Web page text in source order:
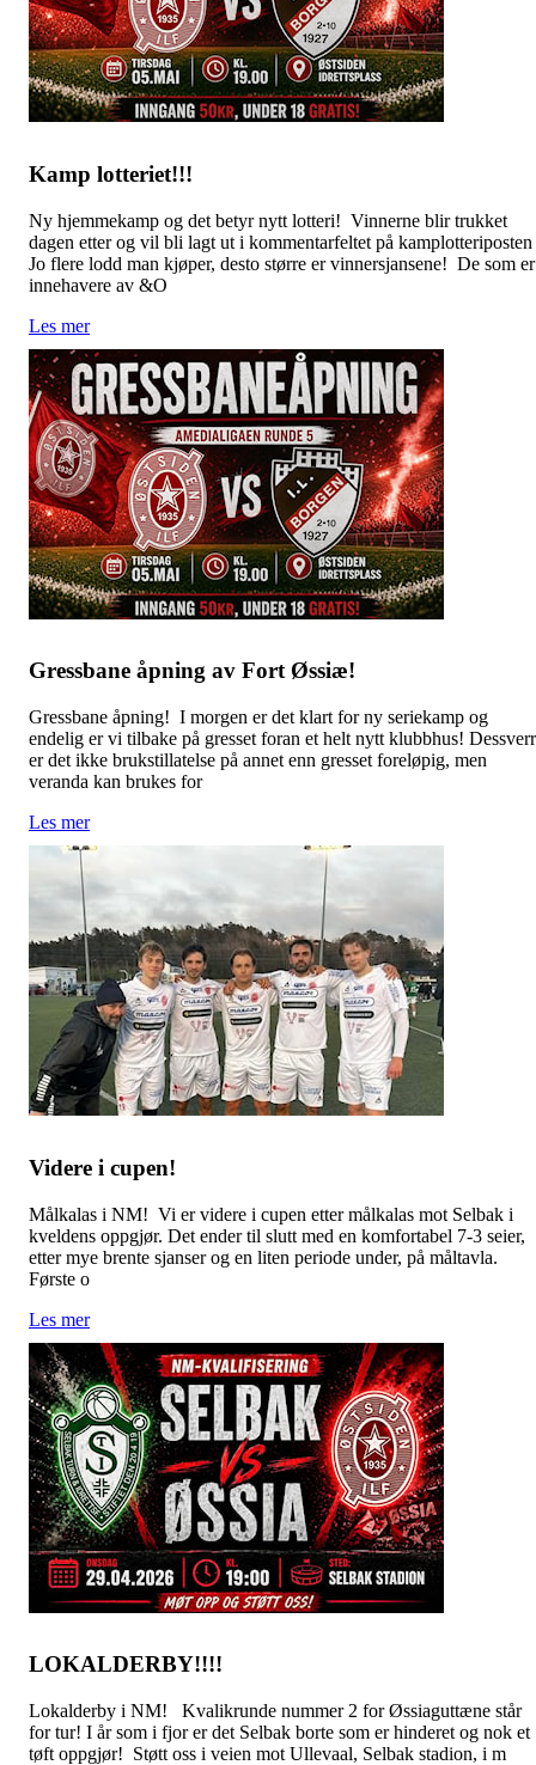
Kamp lotteriet!!!
Ny hjemmekamp og det betyr nytt lotteri! Vinnerne blir trukket
dagen etter og vil bli lagt ut i kommentarfeltet på kamplotteriposten
Jo flere lodd man kjøper, desto større er vinnersjansene! De som er
innehavere av &O
Les mer
Gressbane åpning av Fort Øssiæ!
Gressbane åpning! I morgen er det klart for ny seriekamp og
endelig er vi tilbake på gresset foran et helt nytt klubbhus!
er det ikke brukstillatelse på annet enn gresset foreløpig, men
veranda kan brukes for
Les mer
Videre i cupen!
Målkalas i NM! Vi er videre i cupen etter målkalas mot Selbak i
kveldens oppgjør. Det ender til slutt med en komfortabel 7-3 seier,
etter mye brente sjanser og en liten periode under, på måltavla.
Første o
Les mer
LOKALDERBY!!!!
Lokalderby i NM! Kvalikrunde nummer 2 for Øssiaguttæne står
for tur! I år som i fjor er det Selbak borte som er hinderet og nok et
tøft oppgjør! Støtt oss i veien mot Ullevaal, Selbak stadion, i m